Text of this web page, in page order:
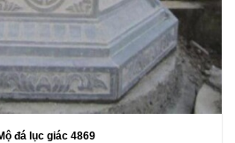
đá lục giác 4869